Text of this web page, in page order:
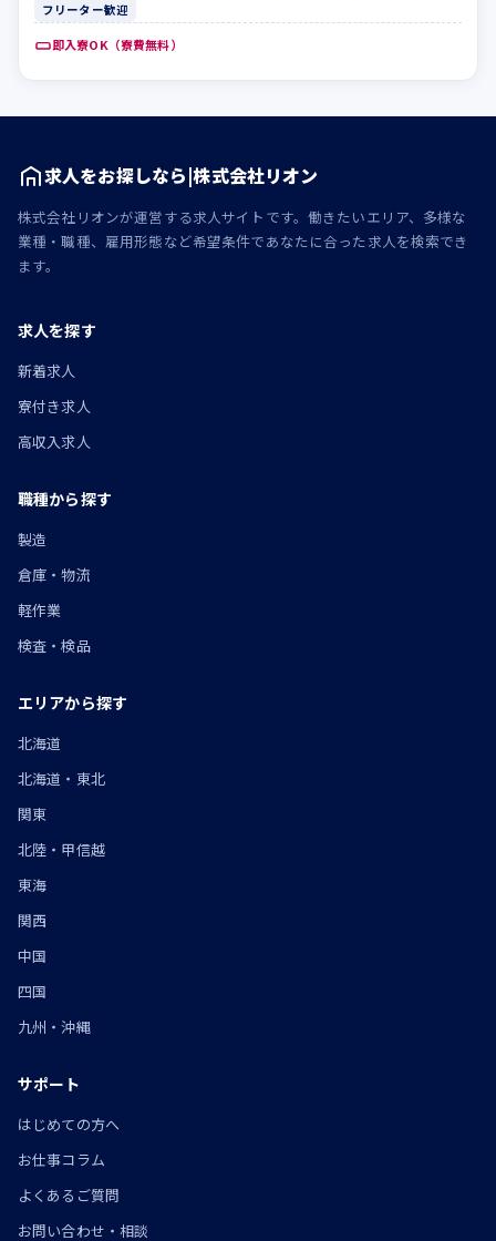
フリーター歓迎
即入寮OK（寮費無料）
求人をお探しなら|株式会社リオン
株式会社リオンが運営する求人サイトです。働きたいエリア、多様な
業種・職種、雇用形態など希望条件であなたに合った求人を検索でき
ます。
求人を探す
新着求人
寮付き求人
高収入求人
職種から探す
製造
倉庫・物流
軽作業
検査・検品
エリアから探す
北海道
北海道・東北
関東
北陸・甲信越
東海
関西
中国
四国
九州・沖縄
サポート
はじめての方へ
お仕事コラム
よくあるご質問
お問い合わせ・相談